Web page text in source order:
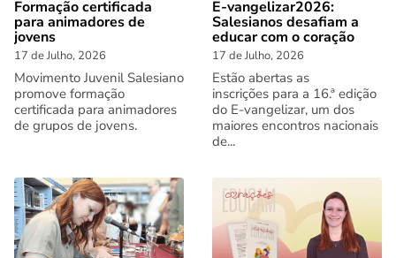
Formação certificada
para animadores de
jovens
17 de Julho, 2026
Movimento Juvenil Salesiano
promove formação
certificada para animadores
de grupos de jovens.
E-vangelizar2026:
Salesianos desafiam a
educar com o coração
17 de Julho, 2026
Estão abertas as
inscrições para a 16.ª edição
do E-vangelizar, um dos
maiores encontros nacionais
de...